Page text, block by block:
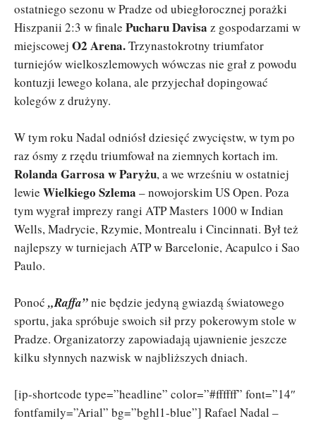
ostatniego sezonu w Pradze od ubiegłorocznej porażki
Hiszpanii 2:3 w finale Pucharu Davisa z gospodarzami w
miejscowej O2 Arena.Trzynastokrotny triumfator
turniejów wielkoszlemowych wówczas nie grał z powodu
kontuzji lewego kolana, ale przyjechał dopingować
kolegów z drużyny.
W tym roku Nadal odniósł dziesięć zwycięstw, w tym po
raz ósmy z rzędu triumfował na ziemnych kortach im.
Rolanda Garrosa w Paryżu, a we wrześniu w ostatniej
lewie Wielkiego Szlema – nowojorskim US Open. Poza
tym wygrał imprezy rangi ATP Masters 1000 w Indian
Wells, Madrycie, Rzymie, Montrealu i Cincinnati. Był też
najlepszy w turniejach ATP w Barcelonie, Acapulco i Sao
Paulo.
Ponoć „Raffa”nie będzie jedyną gwiazdą światowego
sportu, jaka spróbuje swoich sił przy pokerowym stole w
Pradze. Organizatorzy zapowiadają ujawnienie jeszcze
kilku słynnych nazwisk w najbliższych dniach.
[ip-shortcode type=”headline” color=”#ffffff” font=”14″
fontfamily=”Arial” bg=”bghl1-blue”] Rafael Nadal –